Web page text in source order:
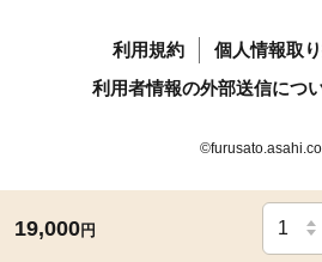
19,000円
利用規約
個人情報取
利用者情報の外部送信につ